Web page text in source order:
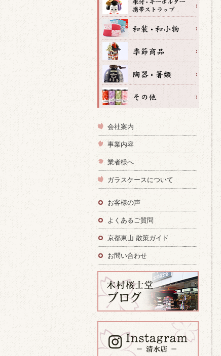
会社案内
事業内容
業者様へ
ガラスケースについて
お客様の声
よくあるご質問
京都東山 散策ガイド
お問い合わせ